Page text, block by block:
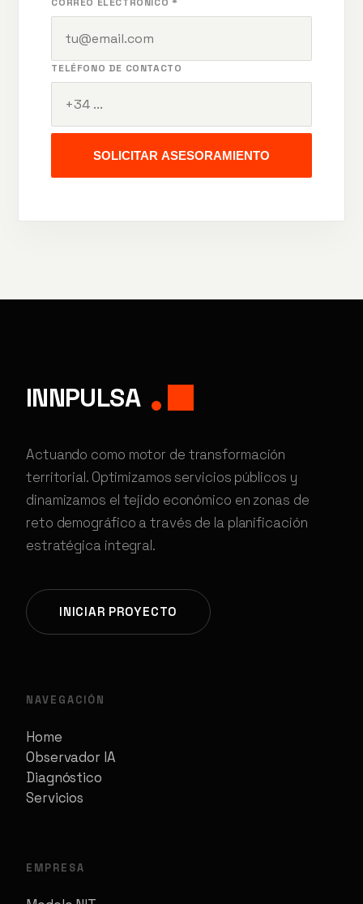
TELÉFONO DE CONTACTO
SOLICITAR ASESORAMIENTO
INNPULSA
Actuando como motor de transformación
territorial. Optimizamos servicios públicos y
dinamizamos el tejido económico en zonas de
reto demográfico a través de la planificación
estratégica integral.
INICIAR PROYECTO
NAVEGACIÓN
Home
Observador IA
Diagnóstico
Servicios
EMPRESA